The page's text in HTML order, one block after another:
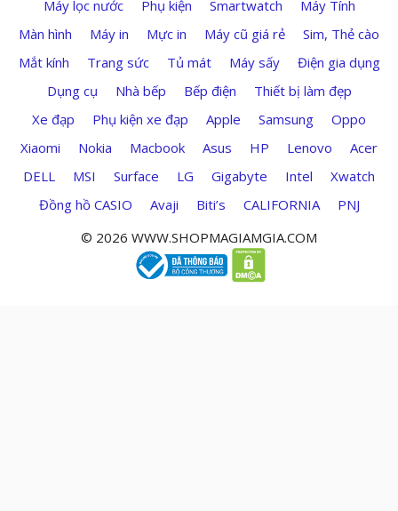
Máy lọc nước Phụ kiện Smartwatch
Máy Tính
Màn hình
Máy in Mực in Máy cũ giá rẻ
Sim, Thẻ cào
Mắt kính
Trang sức Tủ mát Máy sấy
Điện gia dụng
Dụng cụ
Nhà bếp Bếp điện
Thiết bị làm đẹp
Xe đạp
Phụ kiện xe đạp Apple Samsung
Oppo
Xiaomi
Nokia Macbook Asus HP Lenovo
Acer
DELL
MSI Surface LG Gigabyte Intel
Xwatch
Đồng hồ CASIO
Avaji Biti’s CALIFORNIA
PNJ
© 2026 WWW.SHOPMAGIAMGIA.COM